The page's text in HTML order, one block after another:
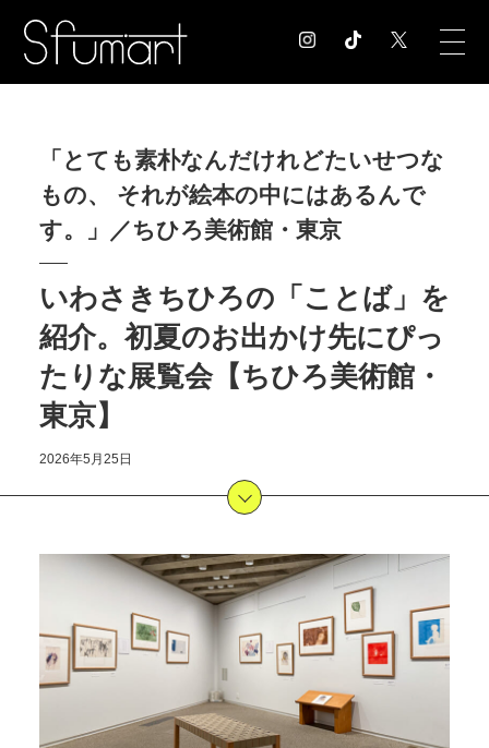
COLUMN コラム記事
EXHIBITION 展覧会情報
美術館情報
NEWS お知らせ
CONTACT お問合せ
POLICY COMPANY
「とても素朴なんだけれどたいせつな
もの、 それが絵本の中にはあるんで
す。」／ちひろ美術館・東京
いわさきちひろの「ことば」を
紹介。初夏のお出かけ先にぴっ
たりな展覧会【ちひろ美術館・
東京】
2026年5月25日